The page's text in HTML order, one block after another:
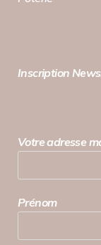
Inscription
Votre adresse
Prénom